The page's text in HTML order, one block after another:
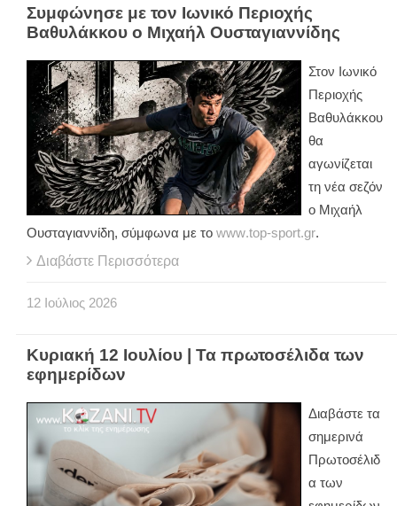
Συμφώνησε με τον Ιωνικό Περιοχής
Βαθυλάκκου ο Μιχαήλ Ουσταγιαννίδης
Στον Ιωνικό
Περιοχής
Βαθυλάκκου
θα
αγωνίζεται
τη νέα σεζόν
ο Μιχαήλ
Ουσταγιαννίδη, σύμφωνα με το www.top-sport.gr.
Διαβάστε Περισσότερα
12 Ιούλιος 2026
Κυριακή 12 Ιουλίου | Τα πρωτοσέλιδα των
εφημερίδων
Διαβάστε τα
σημερινά
Πρωτοσέλιδ
α των